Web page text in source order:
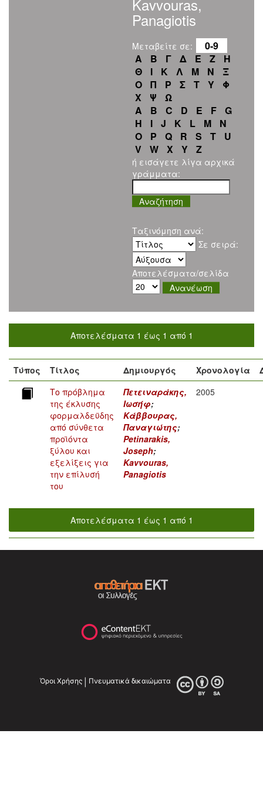
Kavvouras,
Panagiotis
Μεταβείτε σε:
0-9
Α
Β Γ Δ Ε Ζ
Η
Θ
Ι Κ Λ Μ Ν
Ξ
Ο
Π Ρ Σ Τ Υ
Φ
Χ
Ψ
Ω
A
B C D E F
G
H
I J K L M
N
O
P Q R S T
U
V
W X Y Z
ή εισάγετε λίγα αρχικά
γράμματα:
Ταξινόμηση ανά:
Σε σειρά:
Αποτελέσματα/σελίδα
Αποτελέσματα 1 έως 1 από 1
Τύπος Τίτλος Δημιουργός Χρονολογία
Το πρόβλημα
της έκλυσης
φορμαλδεϋδης
από σύνθετα
προϊόντα
ξύλου και
εξελίξεις για
την επίλυσή
του
Πετειναράκης,
Ιωσήφ;
Κάββουρας,
Παναγιώτης;
Petinarakis,
Joseph;
Kavvouras,
Panagiotis
2005
Αποτελέσματα 1 έως 1 από 1